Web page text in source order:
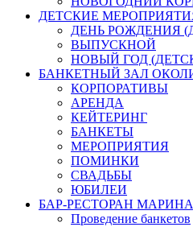
ДЕТСКИЕ
ДЕНЬ РОЖДЕНИЯ
ВЫПУСКНОЙ
НОВЫЙ ГОД
БАНКЕТНЫЙ ЗАЛ
КОРПОРАТИВЫ
АРЕНДА
КЕЙТЕРИНГ
БАНКЕТЫ
МЕРОПРИЯТИЯ
ПОМИНКИ
СВАДЬБЫ
ЮБИЛЕИ
БАР-РЕСТОРАН
Проведение банкетов